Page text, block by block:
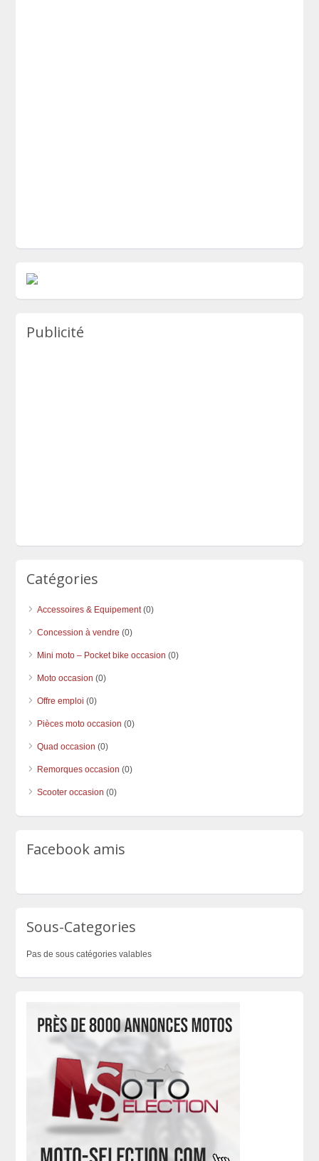
Publicité
Catégories
Accessoires & Equipement(0)
Concession à vendre (0)
Mini moto – Pocket bike occasion (0)
Moto occasion (0)
Offre emploi (0)
Pièces moto occasion (0)
Quad occasion (0)
Remorques occasion (0)
Scooter occasion (0)
Facebook amis
Sous-Categories
Pas de sous catégories valables